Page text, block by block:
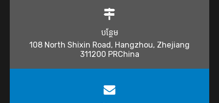
បន្ថែម
108 North Shixin Road, Hangzhou, Zhejiang
311200 PRChina